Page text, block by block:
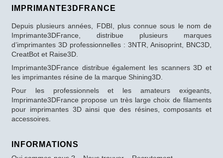
IMPRIMANTE3DFRANCE
Depuis plusieurs années, FDBI, plus connue sous le nom de
Imprimante3DFrance, distribue plusieurs marques
d’imprimantes 3D professionnelles : 3NTR, Anisoprint, BNC3D,
CreatBot et Raise3D.
Imprimante3DFrance distribue également les scanners 3D et
les imprimantes résine de la marque Shining3D.
Pour les professionnels et les amateurs exigeants,
Imprimante3DFrance propose un très large choix de filaments
pour imprimantes 3D ainsi que des résines, composants et
accessoires.
INFORMATIONS